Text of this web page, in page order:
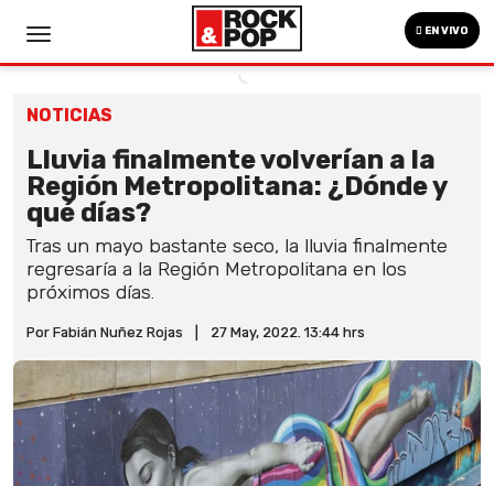
EN VIVO
NOTICIAS
Lluvia finalmente volverían a la
Región Metropolitana: ¿Dónde y
qué días?
Tras un mayo bastante seco, la lluvia finalmente
regresaría a la Región Metropolitana en los
próximos días.
Por Fabián Nuñez Rojas 27 May, 2022. 13:44 hrs